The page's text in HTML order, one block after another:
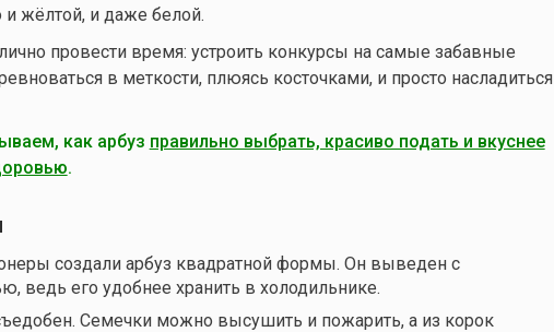
и жёлтой, и даже белой.
провести время: устроить конкурсы на самые забавные
в меткости, плюясь косточками, и просто насладиться
как арбуз правильно выбрать, красиво подать и вкуснее
.
создали арбуз квадратной формы. Он выведен с
ведь его удобнее хранить в холодильнике.
Семечки можно высушить и пожарить, а из корок